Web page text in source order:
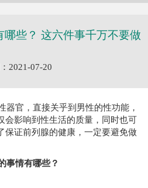
些？ 这六件事千万不要做
2021-07-20
器官，直接关乎到男性的性功能，
会影响到性生活的质量，同时也可
保证前列腺的健康，一定要避免做
事情有哪些？